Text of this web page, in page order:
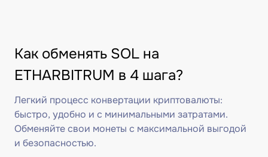
Как обменять SOL на
ETHARBITRUM в 4 шага?
Легкий процесс конвертации криптовалюты:
быстро, удобно и с минимальными затратами.
Обменяйте свои монеты с максимальной выгодой
и безопасностью.